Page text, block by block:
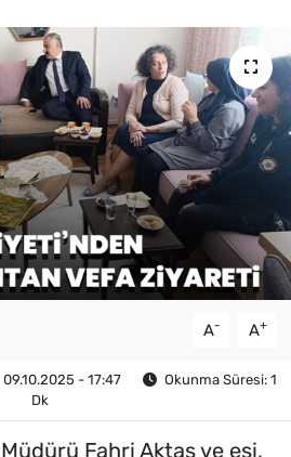
A- A+
09.10.2025 - 17:47
Okunma Süresi: 1
Dk
Fahri Aktaş ve eşi,